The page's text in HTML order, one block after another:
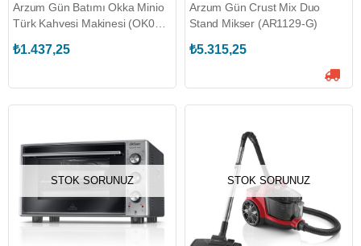
Arzum Gün Batımı Okka Minio
Türk Kahvesi Makinesi (OK004-
₺1.437,25
Arzum Gün Crust Mix Duo
Stand Mikser (AR1129-G)
₺5.315,25
STOK SORUNUZ STOK SORUNUZ